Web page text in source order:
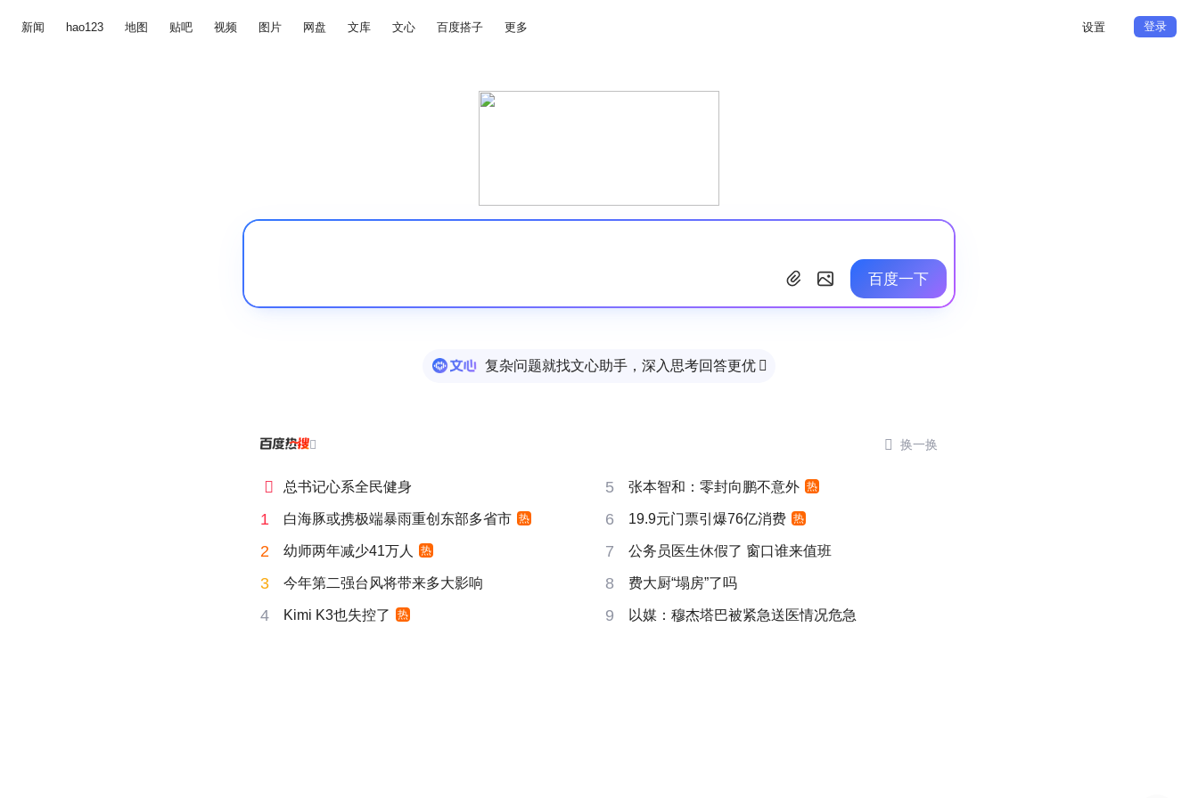
新闻 hao123 地图 贴吧 视频 图片 网盘 文库 文心 百度搭子 更多 设置 登录
百度一下
复杂问题就找文心助手，深入思考回答更优 
  换一换
 总书记心系全民健身 5 张本智和：零封向鹏不意外 热
1 白海豚或携极端暴雨重创东部多省市 热 6 19.9元门票引爆76亿消费 热
2 幼师两年减少41万人 热 7 公务员医生休假了 窗口谁来值班
3 今年第二强台风将带来多大影响 8 费大厨“塌房”了吗
4 Kimi K3也失控了 热 9 以媒：穆杰塔巴被紧急送医情况危急